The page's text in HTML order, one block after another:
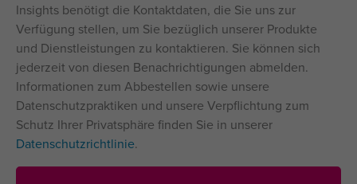
Insights benötigt die Kontaktdaten, die Sie uns zur
Verfügung stellen, um Sie bezüglich unserer Produkte
und Dienstleistungen zu kontaktieren. Sie können sich
jederzeit von diesen Benachrichtigungen abmelden.
Informationen zum Abbestellen sowie unsere
Datenschutzpraktiken und unsere Verpflichtung zum
Schutz Ihrer Privatsphäre finden Sie in unserer
Datenschutzrichtlinie.